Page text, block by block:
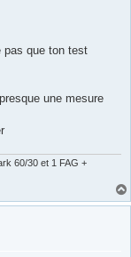
pas que ton test
une mesure
60/30 et 1 FAG +